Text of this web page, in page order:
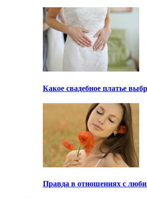
Какое свадебное платье
Правда в отношениях с